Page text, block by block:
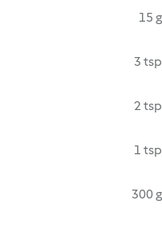
15 g
3 tsp
2 tsp
1 tsp
300 g